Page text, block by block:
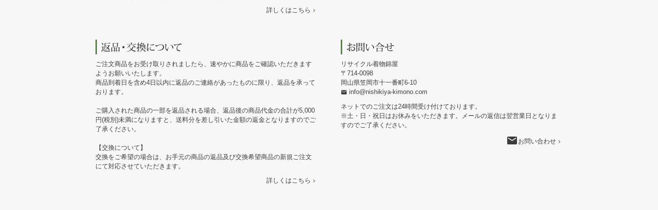
詳しくはこちら
ご注文商品をお受け取りされましたら、速やかに商品をご確認いただきます
ようお願いいたします。
商品到着日を含め4日以内に返品のご連絡があったものに限り、返品を承って
おります。
ご購入された商品の一部を返品される場合、返品後の商品代金の合計が5,000
円(税別)未満になりますと、送料分を差し引いた金額の返金となりますのでご
了承ください。
【交換について】
交換をご希望の場合は、お手元の商品の返品及び交換希望商品の新規ご注文
にて対応させていただきます。
詳しくはこちら
リサイクル着物錦屋
714-0098
岡山県笠岡市十一番町6-10
info@nishikiya-kimono.com
ネットでのご注文は24時間受け付けております。
※土・日・祝日はお休みをいただきます。メールの返信は翌営業日となりま
すのでご了承ください。
email お問い合わせ